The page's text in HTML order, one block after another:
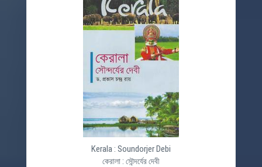
Kerala : Soundorjer Debi
কেরালা : সৌন্দর্যের দেবী